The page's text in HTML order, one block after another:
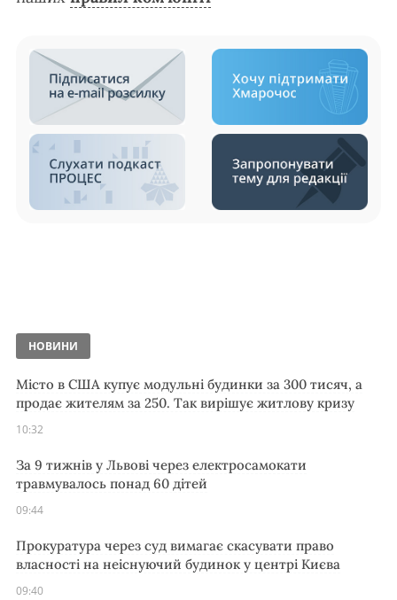
НОВИНИ
Місто в США купує модульні будинки за 300 тисяч, а
продає жителям за 250. Так вирішує житлову кризу
10:32
За 9 тижнів у Львові через електросамокати
травмувалось понад 60 дітей
09:44
Прокуратура через суд вимагає скасувати право
власності на неіснуючий будинок у центрі Києва
09:40